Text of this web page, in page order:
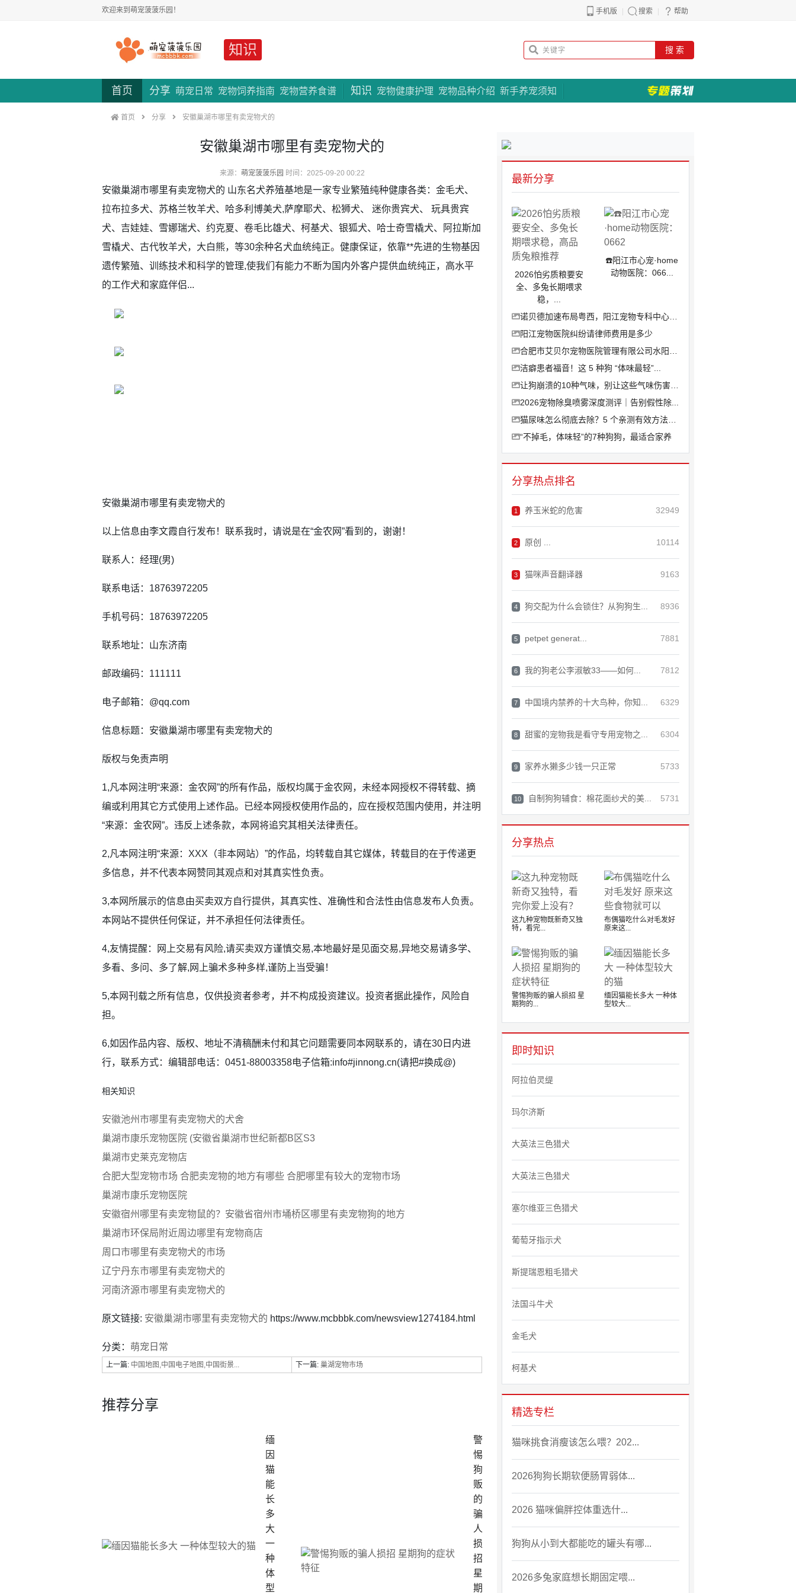
欢迎来到萌宠菠菠乐园！ 手机版 搜索 帮助
知识 搜 索
首页 分享 萌宠日常 宠物饲养指南 宠物营养食谱 知识 宠物健康护理 宠物品种介绍 新手养宠须知
专题策划
首页 分享 安徽巢湖市哪里有卖宠物犬的
安徽巢湖市哪里有卖宠物犬的
来源： 萌宠菠菠乐园 时间：2025-09-20 00:22
安徽巢湖市哪里有卖宠物犬的 山东名犬养殖基地是一家专业繁殖纯种健康各类：金毛犬、
拉布拉多犬、苏格兰牧羊犬、哈多利博美犬,萨摩耶犬、松狮犬、 迷你贵宾犬、 玩具贵宾
犬、吉娃娃、雪娜瑞犬、约克夏、卷毛比雄犬、柯基犬、银狐犬、哈士奇雪橇犬、阿拉斯加
雪橇犬、古代牧羊犬，大白熊，等30余种名犬血统纯正。健康保证，依靠**先进的生物基因
遗传繁殖、训练技术和科学的管理,使我们有能力不断为国内外客户提供血统纯正，高水平
的工作犬和家庭伴侣...
安徽巢湖市哪里有卖宠物犬的
以上信息由李文霞自行发布！联系我时，请说是在“金农网”看到的，谢谢！
联系人：经理(男)
联系电话：18763972205
手机号码：18763972205
联系地址：山东济南
邮政编码：111111
电子邮箱：@qq.com
信息标题：安徽巢湖市哪里有卖宠物犬的
版权与免责声明
1,凡本网注明“来源：金农网”的所有作品，版权均属于金农网，未经本网授权不得转载、摘
编或利用其它方式使用上述作品。已经本网授权使用作品的，应在授权范围内使用，并注明
“来源：金农网”。违反上述条款，本网将追究其相关法律责任。
2,凡本网注明“来源：XXX（非本网站）”的作品，均转载自其它媒体，转载目的在于传递更
多信息，并不代表本网赞同其观点和对其真实性负责。
3,本网所展示的信息由买卖双方自行提供，其真实性、准确性和合法性由信息发布人负责。
本网站不提供任何保证，并不承担任何法律责任。
4,友情提醒：网上交易有风险,请买卖双方谨慎交易,本地最好是见面交易,异地交易请多学、
多看、多问、多了解,网上骗术多种多样,谨防上当受骗！
5,本网刊载之所有信息，仅供投资者参考，并不构成投资建议。投资者据此操作，风险自
担。
6,如因作品内容、版权、地址不清稿酬未付和其它问题需要同本网联系的，请在30日内进
行，联系方式：编辑部电话：0451-88003358电子信箱:info#jinnong.cn(请把#换成@)
相关知识
安徽池州市哪里有卖宠物犬的犬舍
巢湖市康乐宠物医院 (安徽省巢湖市世纪新都B区S3
巢湖市史莱克宠物店
合肥大型宠物市场 合肥卖宠物的地方有哪些 合肥哪里有较大的宠物市场
巢湖市康乐宠物医院
安徽宿州哪里有卖宠物鼠的？安徽省宿州市埇桥区哪里有卖宠物狗的地方
巢湖市环保局附近周边哪里有宠物商店
周口市哪里有卖宠物犬的市场
辽宁丹东市哪里有卖宠物犬的
河南济源市哪里有卖宠物犬的
原文链接: 安徽巢湖市哪里有卖宠物犬的 https://www.mcbbbk.com/newsview1274184.html
分类： 萌宠日常
上一篇: 中国地图,中国电子地图,中国街景... 下一篇: 巢湖宠物市场
推荐分享
缅
因
猫
能
长
多
大
一
种
体
型
警
惕
狗
贩
的
骗
人
损
招
星
期
最新分享
2026怕劣质粮要安
全、多兔长期喂求
稳，...
☎️阳江市心宠·home
动物医院：066...
诺贝德加速布局粤西，阳江宠物专科中心医院...
阳江宠物医院纠纷请律师费用是多少
合肥市艾贝尔宠物医院管理有限公司水阳江路...
洁癖患者福音！这 5 种狗 “体味最轻”...
让狗崩溃的10种气味，别让这些气味伤害爱...
2026宠物除臭喷雾深度测评｜告别假性除...
猫尿味怎么彻底去除？5 个亲测有效方法，...
“不掉毛，体味轻”的7种狗狗，最适合家养
分享热点排名
1 养玉米蛇的危害 32949
2 原创 ... 10114
3 猫咪声音翻译器 9163
4 狗交配为什么会锁住？从狗狗生... 8936
5 petpet generat... 7881
6 我的狗老公李淑敏33——如何... 7812
7 中国境内禁养的十大鸟种，你知... 6329
8 甜蜜的宠物我是看守专用宠物之... 6304
9 家养水獭多少钱一只正常 5733
10 自制狗狗辅食：棉花面纱犬的美... 5731
分享热点
这九种宠物既新奇又独
特，看完...
布偶猫吃什么对毛发好
原来这...
警惕狗贩的骗人损招 星
期狗的...
缅因猫能长多大 一种体
型较大...
即时知识
阿拉伯灵缇
玛尔济斯
大英法三色猎犬
大英法三色猎犬
塞尔维亚三色猎犬
葡萄牙指示犬
斯提瑞恩粗毛猎犬
法国斗牛犬
金毛犬
柯基犬
精选专栏
猫咪挑食消瘦该怎么喂？202...
2026狗狗长期软便肠胃弱体...
2026 猫咪偏胖控体重选什...
狗狗从小到大都能吃的罐头有哪...
2026多兔家庭想长期固定喂...